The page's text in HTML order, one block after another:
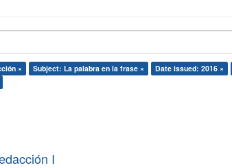
× Subject: La palabra en la frase × Date issued: 2016 ×
I